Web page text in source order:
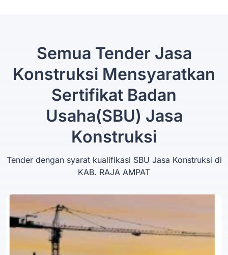
Semua Tender Jasa
Konstruksi Mensyaratkan
Sertifikat Badan
Usaha(SBU) Jasa
Konstruksi
Tender dengan syarat kualifikasi SBU Jasa Konstruksi di
KAB. RAJA AMPAT